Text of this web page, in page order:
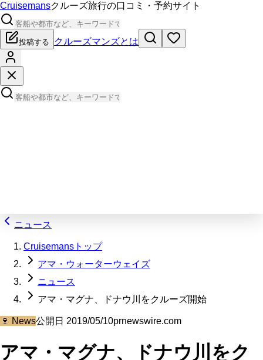
Cruisemansクルーズ旅行の口コミ・予約サイト
投稿する クルーズマンズとは
ニュース
Cruisemansトップ
アマ・ウォーターウェイズ
ニュース
アマ・マグナ、ドナウ川をクルーズ開始
🍷 News公開日 2019/05/10prnewswire.com
アマ・マグナ、ドナウ川をク